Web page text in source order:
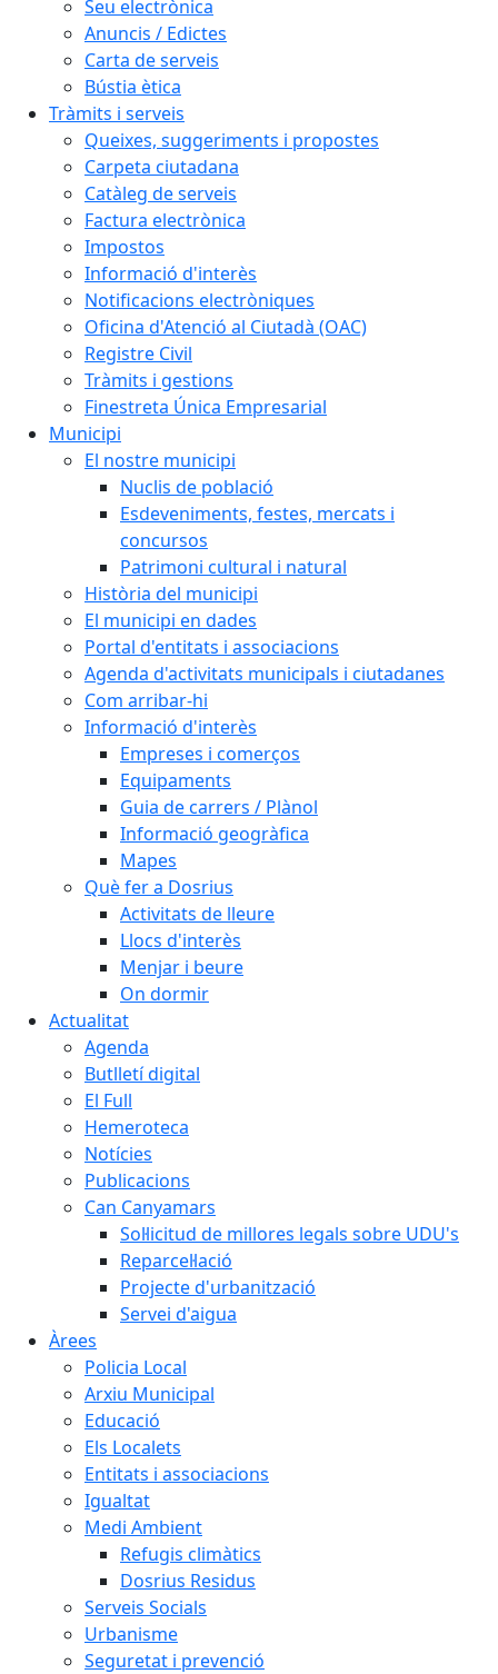
Seu electrònica
Anuncis / Edictes
Carta de serveis
Bústia ètica
Tràmits i serveis
Queixes, suggeriments i propostes
Carpeta ciutadana
Catàleg de serveis
Factura electrònica
Impostos
Informació d'interès
Notificacions electròniques
Oficina d'Atenció al Ciutadà (OAC)
Registre Civil
Tràmits i gestions
Finestreta Única Empresarial
Municipi
El nostre municipi
Nuclis de població
Esdeveniments, festes, mercats i
concursos
Patrimoni cultural i natural
Història del municipi
El municipi en dades
Portal d'entitats i associacions
Agenda d'activitats municipals i ciutadanes
Com arribar-hi
Informació d'interès
Empreses i comerços
Equipaments
Guia de carrers / Plànol
Informació geogràfica
Mapes
Què fer a Dosrius
Activitats de lleure
Llocs d'interès
Menjar i beure
On dormir
Actualitat
Agenda
Butlletí digital
El Full
Hemeroteca
Notícies
Publicacions
Can Canyamars
Sol·licitud de millores legals sobre UDU's
Reparcel·lació
Projecte d'urbanització
Servei d'aigua
Àrees
Policia Local
Arxiu Municipal
Educació
Els Localets
Entitats i associacions
Igualtat
Medi Ambient
Refugis climàtics
Dosrius Residus
Serveis Socials
Urbanisme
Seguretat i prevenció